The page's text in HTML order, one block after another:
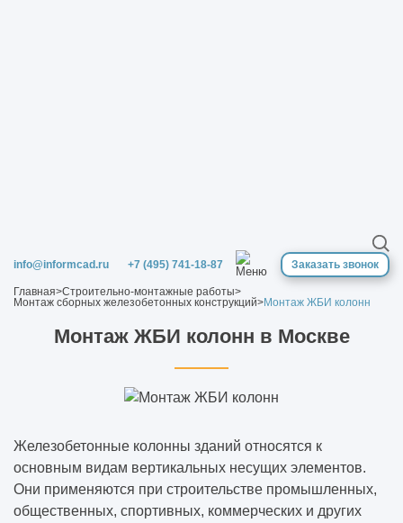
info@informcad.ru +7 (495) 741-18-87 Заказать звонок
Главная>Строительно-монтажные работы>
Монтаж сборных железобетонных конструкций>Монтаж ЖБИ колонн
Монтаж ЖБИ колонн в Москве
Железобетонные колонны зданий относятся к
основным видам вертикальных несущих элементов.
Они применяются при строительстве промышленных,
общественных, спортивных, коммерческих и других